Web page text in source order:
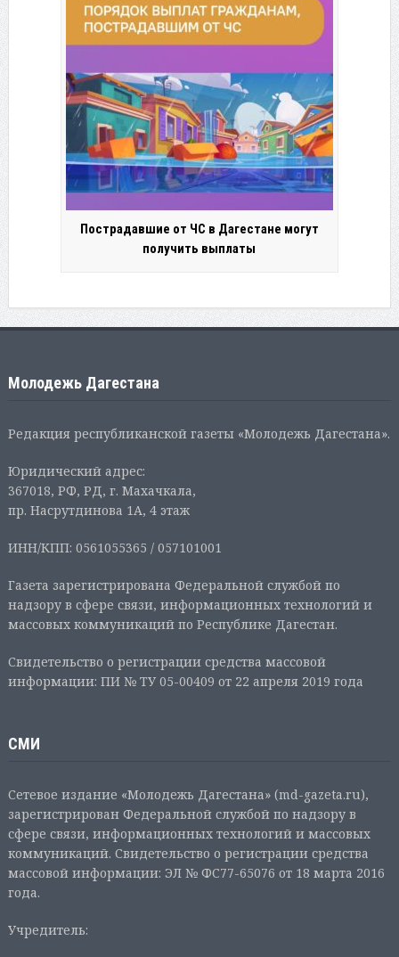
Пострадавшие от ЧС в Дагестане могут
получить выплаты
Молодежь Дагестана
Редакция республиканской газеты «Молодежь Дагестана».
Юридический адрес:
367018, РФ, РД, г. Махачкала,
пр. Насрутдинова 1А, 4 этаж
ИНН/КПП: 0561055365 / 057101001
Газета зарегистрирована Федеральной службой по
надзору в сфере связи, информационных технологий и
массовых коммуникаций по Республике Дагестан.
Свидетельство о регистрации средства массовой
информации: ПИ № ТУ 05-00409 от 22 апреля 2019 года
СМИ
Сетевое издание «Молодежь Дагестана» (md-gazeta.ru),
зарегистрирован Федеральной службой по надзору в
сфере связи, информационных технологий и массовых
коммуникаций. Свидетельство о регистрации средства
массовой информации: ЭЛ № ФС77-65076 от 18 марта 2016
года.
Учредитель: